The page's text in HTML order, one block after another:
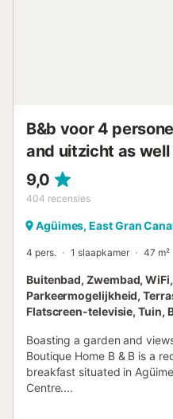
B&b voor 4
and uitzicht as well
9,0
404 recensies
Agüimes, East Gran
4 pers. 1 slaapkamer 47 m²
Buitenbad, Zwembad,
Parkeermogelijkheid,
Flatscreen-televisie, Tuin,
Boasting a garden and
Boutique Home B & B is a
breakfast situated in
Centre....